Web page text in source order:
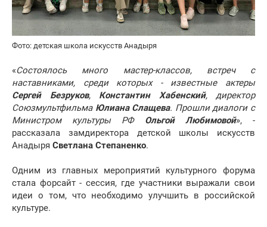
Фото: детская школа искусств Анадыря
«Состоялось много мастер-классов, встреч с
наставниками, среди которых - известные актеры
Сергей Безруков, Константин Хабенский, директор
Союзмультфильма Юлиана Слащева. Прошли диалоги с
Министром культуры РФ Ольгой Любимовой», -
рассказала замдиректора детской школы искусств
Анадыря Светлана Степаненко.
Одним из главных мероприятий культурного форума
стала форсайт - сессия, где участники выражали свои
идеи о том, что необходимо улучшить в российской
культуре.